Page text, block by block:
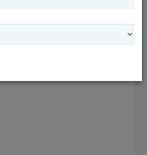
Medium Stemmed